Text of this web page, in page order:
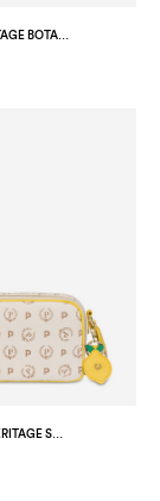
HOBO BAG HERITAGE BOTANICAL AVORIO/GHIACCIO
CAMERA BAG HERITAGE SUMMER CAPSULE AVORIO/GIALLO